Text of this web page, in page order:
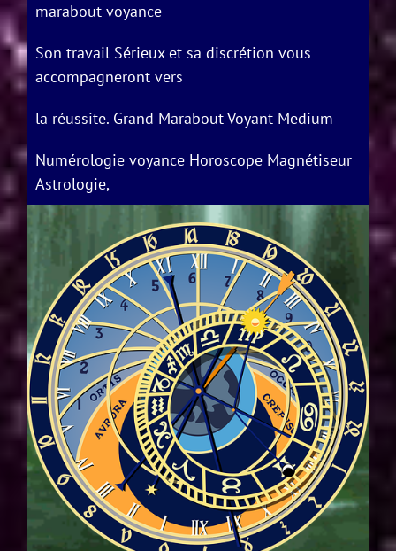
marabout voyance
Son travail Sérieux et sa discrétion vous
accompagneront vers
la réussite. Grand Marabout Voyant Medium
Numérologie voyance Horoscope Magnétiseur
Astrologie,